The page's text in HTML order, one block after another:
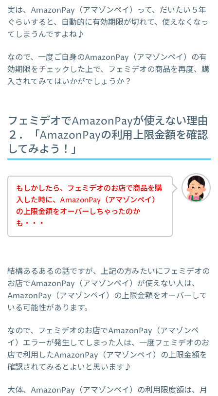
実は、AmazonPay（アマゾンペイ）って、だいたい５年
ぐらいすると、自動的に有効期限が切れて、使えなくなっ
てしまうんですよね♪
なので、一度ご自身のAmazonPay（アマゾンペイ）の有
効期限をチェックした上で、フェミデオの商品を再度、購
入されてみてはいかがでしょうか？
フェミデオでAmazonPayが使えない理由
２．「AmazonPayの利用上限金額を確認
してみよう！」
もしかしたら、フェミデオのお店で商品を購
入した時に、AmazonPay（アマゾンペイ）
の上限金額をオーバーしちゃったのか
も・・・
結構あるあるの話ですが、上記の方みたいにフェミデオの
お店でAmazonPay（アマゾンペイ）が使えない人は、
AmazonPay（アマゾンペイ）の上限金額をオーバーして
いる可能性があります。
なので、フェミデオのお店でAmazonPay（アマゾンペ
イ）エラーが発生してしまった人は、一度フェミデオのお
店で利用したAmazonPay（アマゾンペイ）の上限金額を
確認されてみるとよいと思います♪
大体、AmazonPay（アマゾンペイ）の利用限度額は、月